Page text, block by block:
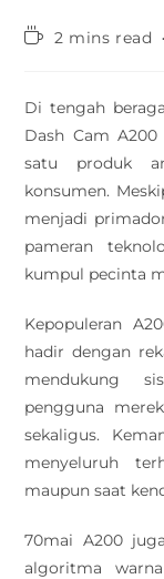
2 mins read
Di tengah
Dash Cam
satu produk
konsumen.
menjadi
pameran
kumpul pecinta
Kepopuleran
hadir dengan
mendukung
pengguna
sekaligus.
menyeluruh
maupun saat
70mai A200
algoritma